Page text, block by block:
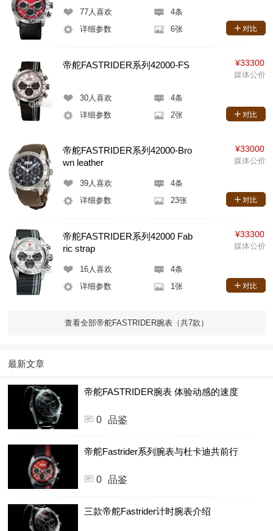
77人喜欢
4条
详细参数
6张 对比
帝舵FASTRIDER系列42000-FS
30人喜欢
4条
详细参数
2张
¥33300
媒体公价
对比
帝舵FASTRIDER系列42000-Bro
wn leather
39人喜欢
4条
详细参数
23张
¥33000
媒体公价
对比
帝舵FASTRIDER系列42000 Fab
ric strap
16人喜欢
4条
详细参数
1张
¥33300
媒体公价
对比
查看全部帝舵FASTRIDER腕表（共7款）
最新文章
帝舵FASTRIDER腕表 体验动感的速度
0 品鉴
帝舵Fastrider系列腕表与杜卡迪共前行
0 品鉴
三款帝舵Fastrider计时腕表介绍